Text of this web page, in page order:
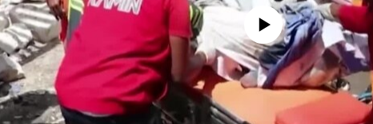
No media source currently available